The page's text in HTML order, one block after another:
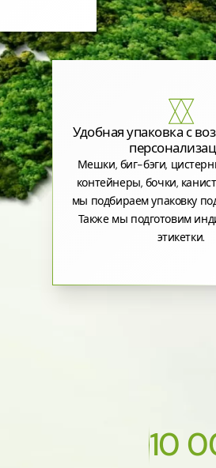
Удобная упаковка с
Мешки, биг-бэги,
контейнеры, бочки,
мы подбираем упаковку
Также мы подготовим
этикетки.
10